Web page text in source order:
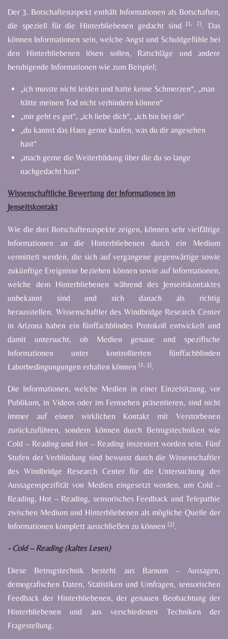
Der 3. Botschaftenaspekt enthält Informationen als Botschaften,
die speziell für die Hinterbliebenen gedacht sind [1, 2]. Das
können Informationen sein, welche Angst und Schuldgefühle bei
den
Hinterbliebenen lösen sollen, Ratschläge und
andere
beruhigende Informationen wie zum Beispiel;
„ich musste nicht leiden und hatte keine Schmerzen“, „man
hätte meinen Tod nicht verhindern können“
„mir geht es gut“, „ich liebe dich“, „ich bin bei dir“
„du kannst das Haus gerne kaufen, was du dir angesehen
hast“
„mach gerne die Weiterbildung über die du so lange
nachgedacht hast“
Wissenschaftliche Bewertung der Informationen im
Jenseitskontakt
Wie die drei Botschaftenaspekte zeigen, können sehr vielfältige
Informationen
an die Hinterbliebenen durch ein
Medium
vermittelt werden, die sich auf vergangene gegenwärtige sowie
zukünftige Ereignisse beziehen können sowie auf Informationen,
welche dem Hinterbliebenen während des Jenseitskontaktes
unbekannt sind und sich danach als
richtig
herausstellen. Wissenschaftler des Windbridge Research Center
in Arizona haben ein fünffachblindes Protokoll entwickelt und
damit
untersucht, ob Medien genaue und
spezifische
Informationen
unter kontrollierten
fünffachblinden
Laborbedingungungen erhalten können [1, 3].
Die Informationen, welche Medien in einer Einzelsitzung, vor
Publikum, in Videos oder im Fernsehenpräsentieren, sind nicht
immer
auf einen wirklichen Kontakt mit
Verstorbenen
zurückzuführen, sondern können durch Betrugstechniken wie
Cold – Reading und Hot – Reading inszeniert worden sein. Fünf
Stufen der Verblindung sind bewusst durch die Wissenschaftler
des Windbridge Research Center für die Untersuchung der
Aussagenspezifität von Medien eingesetzt worden, um Cold –
Reading, Hot – Reading, sensorisches Feedback und Telepathie
zwischen Medium und Hinterbliebenen als mögliche Quelle der
Informationen komplett ausschließen zu können [3].
- Cold – Reading (kaltes Lesen)
Diese Betrugstechnik besteht aus Barnum –
Aussagen,
demografischen Daten, Statistiken und Umfragen, sensorischen
Feedback der Hinterbliebenen, der genauen Beobachtung der
Hinterbliebenen und aus verschiedenen Techniken
der
Fragestellung.